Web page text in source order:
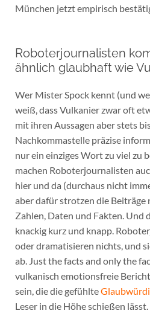
München jetzt empirisch
Roboterjournalisten
ähnlich glaubhaft wie
Wer Mister Spock kennt (und
weiß, dass Vulkanier zwar oft
mit ihren Aussagen aber stets
Nachkommastelle präzise
nur ein einziges Wort zu viel zu
machen Roboterjournalisten
hier und da (durchaus nicht
aber dafür strotzen die Beiträge
Zahlen, Daten und Fakten. Und
knackig kurz und knapp.
oder dramatisieren nichts, und
ab. Just the facts and only the
vulkanisch emotionsfreie
sein, die die gefühlte
Leser in die Höhe schießen lässt.